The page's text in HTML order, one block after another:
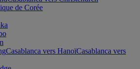
de Corée
Casablanca vers HanoïCasablanca vers